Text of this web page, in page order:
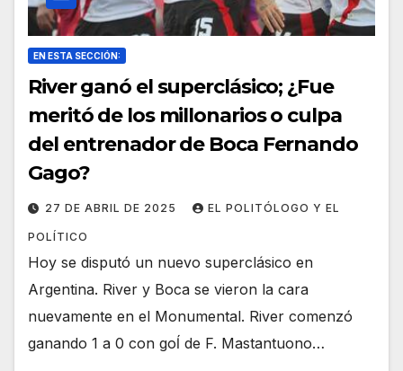
EN ESTA SECCIÓN:
River ganó el superclásico; ¿Fue
meritó de los millonarios o culpa
del entrenador de Boca Fernando
Gago?
27 DE ABRIL DE 2025 EL POLITÓLOGO Y EL
POLÍTICO
Hoy se disputó un nuevo superclásico en
Argentina. River y Boca se vieron la cara
nuevamente en el Monumental. River comenzó
ganando 1 a 0 con goĺ de F. Mastantuono…